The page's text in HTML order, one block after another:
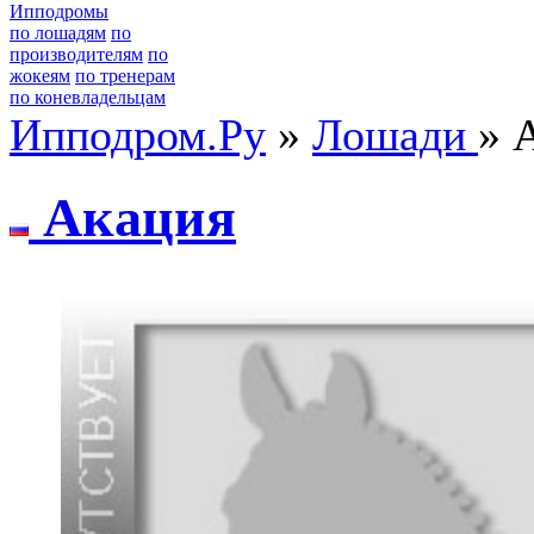
Ипподромы
по лошадям по
производителям по
жокеям по тренерам
по коневладельцам
Ипподром.Ру » Лошади »
Акaция